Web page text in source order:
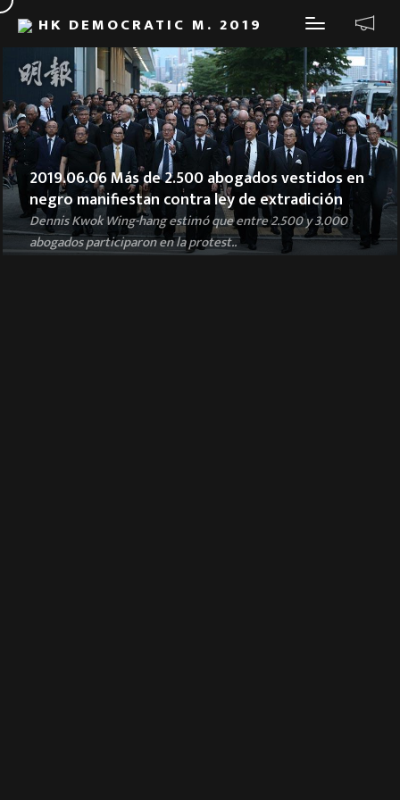
HK DEMOCRATIC M. 2019
2019.06.06 Más de 2.500 abogados vestidos en
negro manifiestan contra ley de extradición
Dennis Kwok Wing-hang estimó que entre 2.500 y 3.000
abogados participaron en la protest..